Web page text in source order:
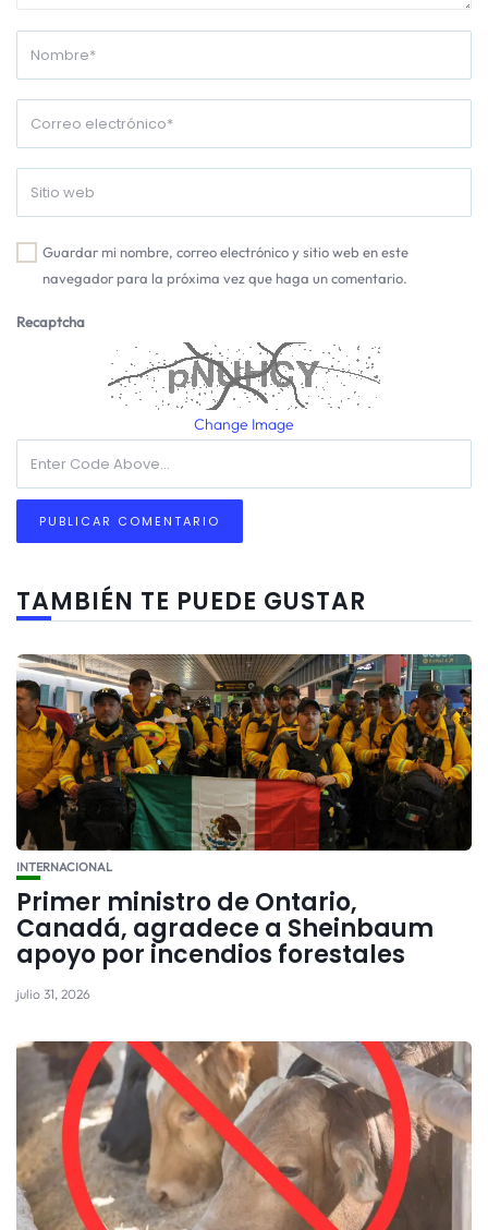
Guardar mi nombre, correo electrónico y sitio web en este
navegador para la próxima vez que haga un comentario.
Recaptcha
Change Image
TAMBIÉN TE PUEDE GUSTAR
INTERNACIONAL
Primer ministro de Ontario,
Canadá, agradece a Sheinbaum
apoyo por incendios forestales
julio 31, 2026